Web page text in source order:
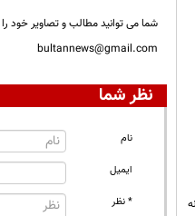
شما می توانید مطالب و تصاویر خود
bultannews@gmail.com
نظر شما
نام
ایمیل
* نظر